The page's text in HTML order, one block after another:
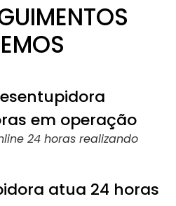
24 horas realizando
atua 24 horas